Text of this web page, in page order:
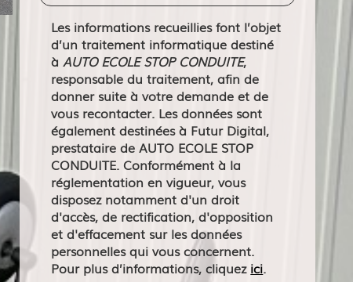
Les informations recueillies font l’objet
d’un traitement informatique destiné
à AUTO ECOLE STOP CONDUITE,
responsable du traitement, afin de
donner suite à votre demande et de
vous recontacter. Les données sont
également destinées à Futur Digital,
prestataire de AUTO ECOLE STOP
CONDUITE. Conformément à la
réglementation en vigueur, vous
disposez notamment d'un droit
d'accès, de rectification, d'opposition
et d'effacement sur les données
personnelles qui vous concernent.
Pour plus d’informations, cliquez ici.